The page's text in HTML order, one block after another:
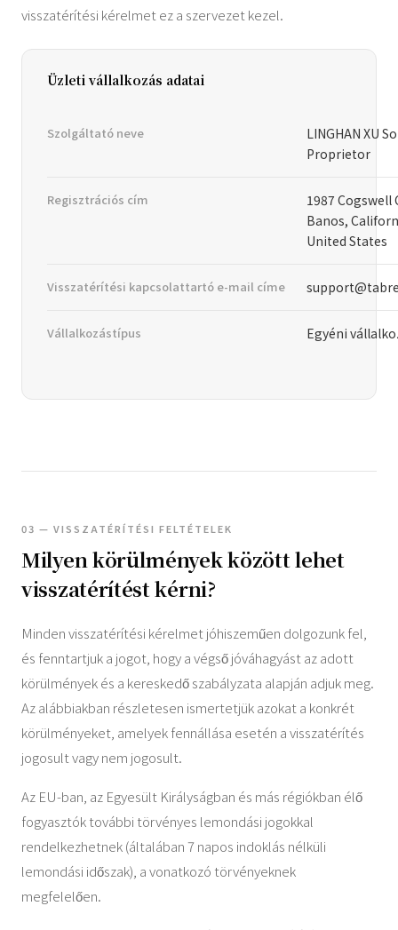
visszatérítési kérelmet ez a szervezet kezel.
Üzleti vállalkozás adatai
Szolgáltató neve
LINGHAN XU
Proprietor
Regisztrációs cím
1987 Cogswell
Banos,
United States
Visszatérítési kapcsolattartó e-mail címe
Vállalkozástípus Egyéni
03 — VISSZATÉRÍTÉSI FELTÉTELEK
Milyen körülmények között lehet
visszatérítést kérni?
Minden visszatérítési kérelmet jóhiszeműen dolgozunk fel,
és fenntartjuk a jogot, hogy a végső jóváhagyást az adott
körülmények és a kereskedő szabályzata alapján adjuk meg.
Az alábbiakban részletesen ismertetjük azokat a konkrét
körülményeket, amelyek fennállása esetén a visszatérítés
jogosult vagy nem jogosult.
Az EU-ban, az Egyesült Királyságban és más régiókban élő
fogyasztók további törvényes lemondási jogokkal
rendelkezhetnek (általában 7 napos indoklás nélküli
lemondási időszak), a vonatkozó törvényeknek
megfelelően.